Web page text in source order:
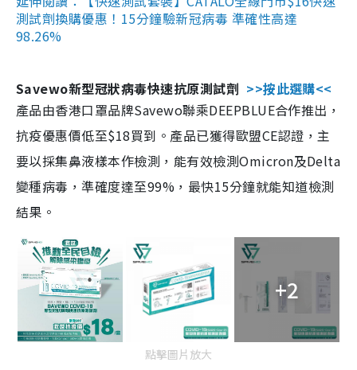
測試劑換購優惠！15分鐘驗新冠病毒 準確性高達
98.26%
Savewo新型冠狀病毒快速抗原測試劑 >>按此選購<<
產品由香港口罩品牌Savewo聯乘DEEPBLUE合作推出，
抗疫優惠價低至$18買到。產品已獲得歐盟CE認證，主
要以採集鼻液樣本作檢測，能有效檢測Omicron及Delta
變種病毒，準確度達至99%，最快15分鐘就能知道檢測
結果。
+2
點擊圖片放大